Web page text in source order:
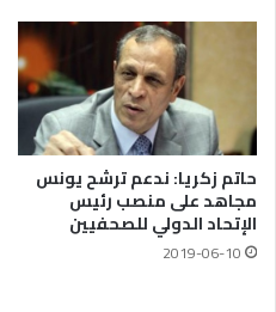
حاتم زكريا: ندعم ترشح يونس
مجاهد على منصب رئيس
الإتحاد الدولي للصحفيين
2019-06-10